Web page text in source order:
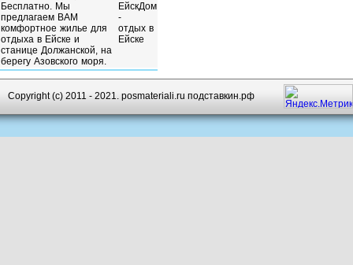
ЕйскДом
-
отдых в
Ейске
Copyright (c) 2011 - 2021. posmateriali.ru подставкин.рф